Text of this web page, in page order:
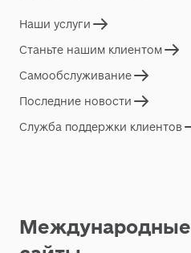
Наши услуги
Станьте нашим клиентом
Самообслуживание
Последние новости
Служба поддержки клиентов
Международные